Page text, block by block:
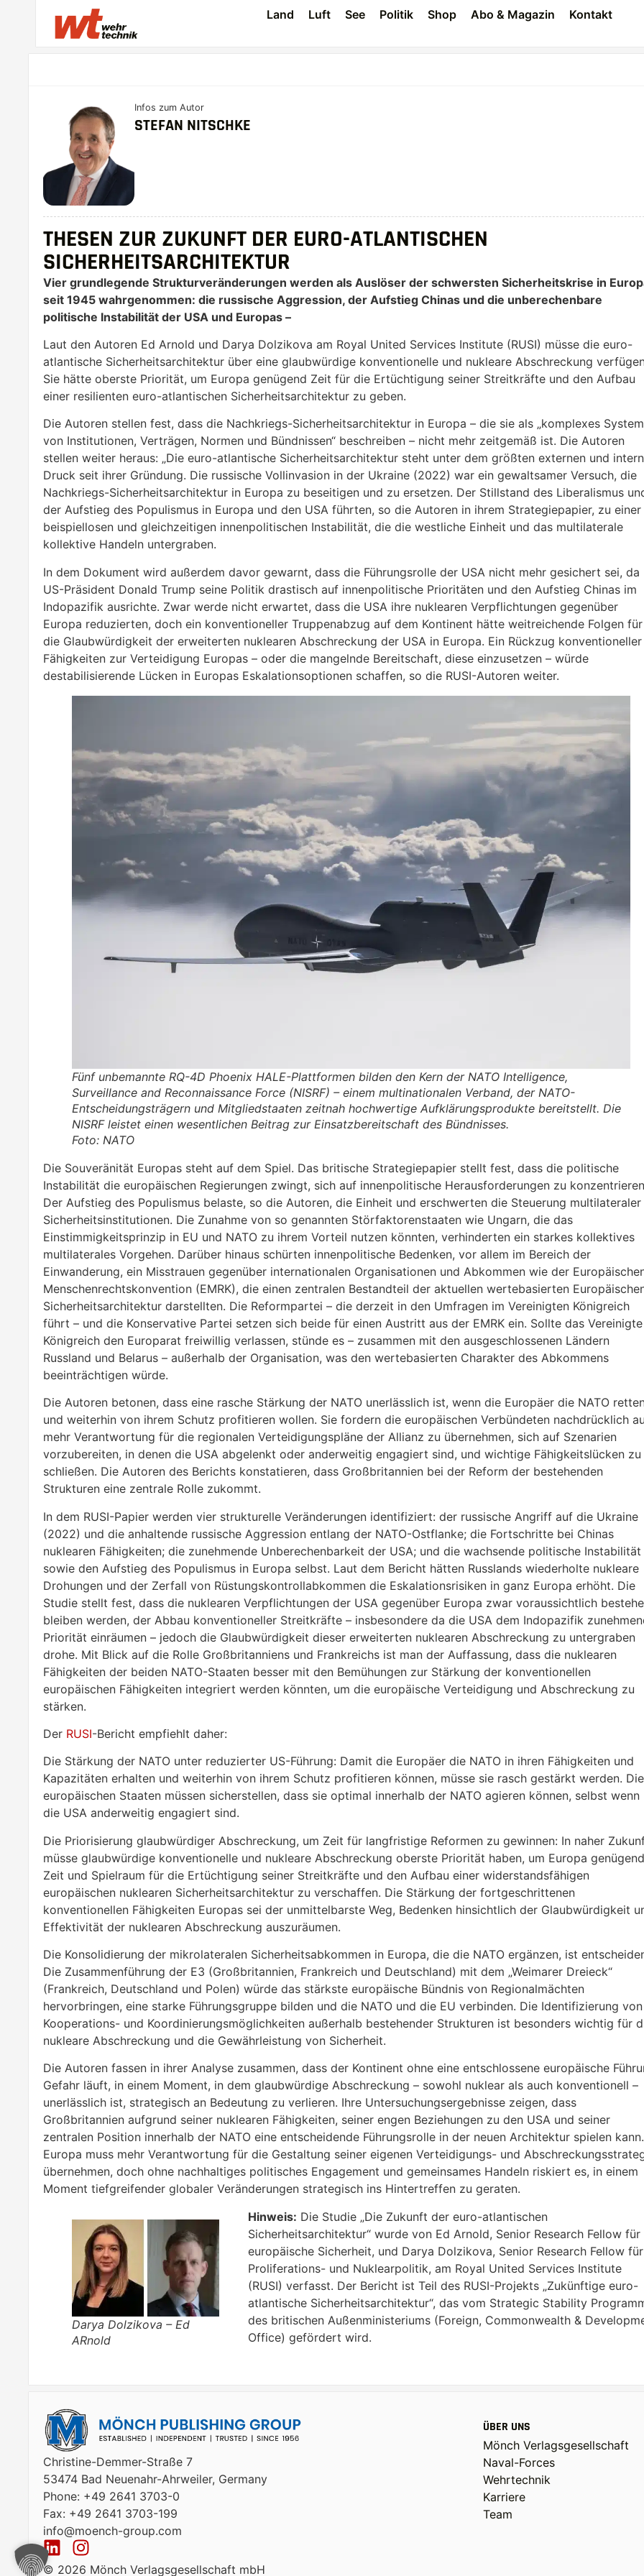
Land Luft See Politik Shop Abo & Magazin Kontakt
Infos zum Autor
STEFAN NITSCHKE
THESEN ZUR ZUKUNFT DER EURO-ATLANTISCHEN
SICHERHEITSARCHITEKTUR
Vier grundlegende Strukturveränderungen werden als Auslöser der schwersten Sicherheitskrise in
seit 1945 wahrgenommen: die russische Aggression, der Aufstieg Chinas und die unberechenbare
politische Instabilität der USA und Europas –
Laut den Autoren Ed Arnold und Darya Dolzikova am Royal United Services Institute (RUSI) müsse die euro-
atlantische Sicherheitsarchitektur über eine glaubwürdige konventionelle und nukleare Abschreckung
Sie hätte oberste Priorität, um Europa genügend Zeit für die Ertüchtigung seiner Streitkräfte und den Aufbau
einer resilienten euro-atlantischen Sicherheitsarchitektur zu geben.
Die Autoren stellen fest, dass die Nachkriegs-Sicherheitsarchitektur in Europa – die sie als „komplexes System
von Institutionen, Verträgen, Normen und Bündnissen“ beschreiben – nicht mehr zeitgemäß ist. Die Autoren
stellen weiter heraus: „Die euro-atlantische Sicherheitsarchitektur steht unter dem größten externen und
Druck seit ihrer Gründung. Die russische Vollinvasion in der Ukraine (2022) war ein gewaltsamer Versuch, die
Nachkriegs-Sicherheitsarchitektur in Europa zu beseitigen und zu ersetzen. Der Stillstand des Liberalismus
der Aufstieg des Populismus in Europa und den USA führten, so die Autoren in ihrem Strategiepapier, zu einer
beispiellosen und gleichzeitigen innenpolitischen Instabilität, die die westliche Einheit und das multilaterale
kollektive Handeln untergraben.
In dem Dokument wird außerdem davor gewarnt, dass die Führungsrolle der USA nicht mehr gesichert sei, da
US-Präsident Donald Trump seine Politik drastisch auf innenpolitische Prioritäten und den Aufstieg Chinas im
Indopazifik ausrichte. Zwar werde nicht erwartet, dass die USA ihre nuklearen Verpflichtungen gegenüber
Europa reduzierten, doch ein konventioneller Truppenabzug auf dem Kontinent hätte weitreichende Folgen für
die Glaubwürdigkeit der erweiterten nuklearen Abschreckung der USA in Europa. Ein Rückzug konventioneller
Fähigkeiten zur Verteidigung Europas – oder die mangelnde Bereitschaft, diese einzusetzen – würde
destabilisierende Lücken in Europas Eskalationsoptionen schaffen, so die RUSI-Autoren weiter.
Fünf unbemannte RQ-4D Phoenix HALE-Plattformen bilden den Kern der NATO Intelligence,
Surveillance and Reconnaissance Force (NISRF) – einem multinationalen Verband, der NATO-
Entscheidungsträgern und Mitgliedstaaten zeitnah hochwertige Aufklärungsprodukte bereitstellt. Die
NISRF leistet einen wesentlichen Beitrag zur Einsatzbereitschaft des Bündnisses.
Foto: NATO
Die Souveränität Europas steht auf dem Spiel. Das britische Strategiepapier stellt fest, dass die politische
Instabilität die europäischen Regierungen zwingt, sich auf innenpolitische Herausforderungen zu
Der Aufstieg des Populismus belaste, so die Autoren, die Einheit und erschwerten die Steuerung multilateraler
Sicherheitsinstitutionen. Die Zunahme von so genannten Störfaktorenstaaten wie Ungarn, die das
Einstimmigkeitsprinzip in EU und NATO zu ihrem Vorteil nutzen könnten, verhinderten ein starkes kollektives
multilaterales Vorgehen. Darüber hinaus schürten innenpolitische Bedenken, vor allem im Bereich der
Einwanderung, ein Misstrauen gegenüber internationalen Organisationen und Abkommen wie der
Menschenrechtskonvention (EMRK), die einen zentralen Bestandteil der aktuellen wertebasierten
Sicherheitsarchitektur darstellten. Die Reformpartei – die derzeit in den Umfragen im Vereinigten Königreich
führt – und die Konservative Partei setzen sich beide für einen Austritt aus der EMRK ein. Sollte das Vereinigte
Königreich den Europarat freiwillig verlassen, stünde es – zusammen mit den ausgeschlossenen Ländern
Russland und Belarus – außerhalb der Organisation, was den wertebasierten Charakter des Abkommens
beeinträchtigen würde.
Die Autoren betonen, dass eine rasche Stärkung der NATO unerlässlich ist, wenn die Europäer die NATO
und weiterhin von ihrem Schutz profitieren wollen. Sie fordern die europäischen Verbündeten nachdrücklich
mehr Verantwortung für die regionalen Verteidigungspläne der Allianz zu übernehmen, sich auf Szenarien
vorzubereiten, in denen die USA abgelenkt oder anderweitig engagiert sind, und wichtige Fähigkeitslücken zu
schließen. Die Autoren des Berichts konstatieren, dass Großbritannien bei der Reform der bestehenden
Strukturen eine zentrale Rolle zukommt.
In dem RUSI-Papier werden vier strukturelle Veränderungen identifiziert: der russische Angriff auf die Ukraine
(2022) und die anhaltende russische Aggression entlang der NATO-Ostflanke; die Fortschritte bei Chinas
nuklearen Fähigkeiten; die zunehmende Unberechenbarkeit der USA; und die wachsende politische Instabilität
sowie den Aufstieg des Populismus in Europa selbst. Laut dem Bericht hätten Russlands wiederholte nukleare
Drohungen und der Zerfall von Rüstungskontrollabkommen die Eskalationsrisiken in ganz Europa erhöht. Die
Studie stellt fest, dass die nuklearen Verpflichtungen der USA gegenüber Europa zwar voraussichtlich
bleiben werden, der Abbau konventioneller Streitkräfte – insbesondere da die USA dem Indopazifik
Priorität einräumen – jedoch die Glaubwürdigkeit dieser erweiterten nuklearen Abschreckung zu untergraben
drohe. Mit Blick auf die Rolle Großbritanniens und Frankreichs ist man der Auffassung, dass die nuklearen
Fähigkeiten der beiden NATO-Staaten besser mit den Bemühungen zur Stärkung der konventionellen
europäischen Fähigkeiten integriert werden könnten, um die europäische Verteidigung und Abschreckung zu
stärken.
Der RUSI-Bericht empfiehlt daher:
Die Stärkung der NATO unter reduzierter US-Führung: Damit die Europäer die NATO in ihren Fähigkeiten und
Kapazitäten erhalten und weiterhin von ihrem Schutz profitieren können, müsse sie rasch gestärkt werden. Die
europäischen Staaten müssen sicherstellen, dass sie optimal innerhalb der NATO agieren können, selbst wenn
die USA anderweitig engagiert sind.
Die Priorisierung glaubwürdiger Abschreckung, um Zeit für langfristige Reformen zu gewinnen: In naher
müsse glaubwürdige konventionelle und nukleare Abschreckung oberste Priorität haben, um Europa genügend
Zeit und Spielraum für die Ertüchtigung seiner Streitkräfte und den Aufbau einer widerstandsfähigen
europäischen nuklearen Sicherheitsarchitektur zu verschaffen. Die Stärkung der fortgeschrittenen
konventionellen Fähigkeiten Europas sei der unmittelbarste Weg, Bedenken hinsichtlich der Glaubwürdigkeit
Effektivität der nuklearen Abschreckung auszuräumen.
Die Konsolidierung der mikrolateralen Sicherheitsabkommen in Europa, die die NATO ergänzen, ist
Die Zusammenführung der E3 (Großbritannien, Frankreich und Deutschland) mit dem „Weimarer Dreieck“
(Frankreich, Deutschland und Polen) würde das stärkste europäische Bündnis von Regionalmächten
hervorbringen, eine starke Führungsgruppe bilden und die NATO und die EU verbinden. Die Identifizierung von
Kooperations- und Koordinierungsmöglichkeiten außerhalb bestehender Strukturen ist besonders wichtig für
nukleare Abschreckung und die Gewährleistung von Sicherheit.
Die Autoren fassen in ihrer Analyse zusammen, dass der Kontinent ohne eine entschlossene europäische
Gefahr läuft, in einem Moment, in dem glaubwürdige Abschreckung – sowohl nuklear als auch konventionell –
unerlässlich ist, strategisch an Bedeutung zu verlieren. Ihre Untersuchungsergebnisse zeigen, dass
Großbritannien aufgrund seiner nuklearen Fähigkeiten, seiner engen Beziehungen zu den USA und seiner
zentralen Position innerhalb der NATO eine entscheidende Führungsrolle in der neuen Architektur spielen kann.
Europa muss mehr Verantwortung für die Gestaltung seiner eigenen Verteidigungs- und
übernehmen, doch ohne nachhaltiges politisches Engagement und gemeinsames Handeln riskiert es, in einem
Moment tiefgreifender globaler Veränderungen strategisch ins Hintertreffen zu geraten.
Darya Dolzikova – Ed
ARnold
Hinweis: Die Studie „Die Zukunft der euro-atlantischen
Sicherheitsarchitektur“ wurde von Ed Arnold, Senior Research Fellow für
europäische Sicherheit, und Darya Dolzikova, Senior Research Fellow für
Proliferations- und Nuklearpolitik, am Royal United Services Institute
(RUSI) verfasst. Der Bericht ist Teil des RUSI-Projekts „Zukünftige euro-
atlantische Sicherheitsarchitektur“, das vom Strategic Stability
des britischen Außenministeriums (Foreign, Commonwealth &
Office) gefördert wird.
Christine-Demmer-Straße 7
53474 Bad Neuenahr-Ahrweiler, Germany
Phone: +49 2641 3703-0
Fax: +49 2641 3703-199
info@moench-group.com
© 2026 Mönch Verlagsgesellschaft mbH
ÜBER UNS
Mönch Verlagsgesellschaft
Naval-Forces
Wehrtechnik
Karriere
Team